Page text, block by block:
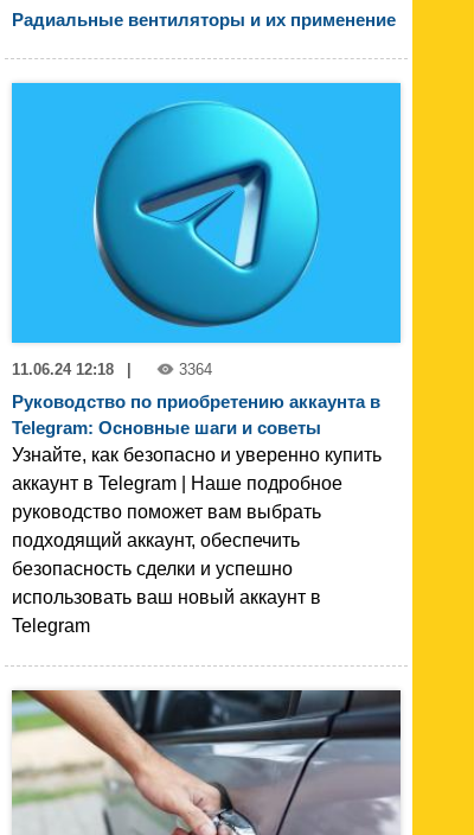
Радиальные вентиляторы и их применение
11.06.24 12:18 3364
Руководство по приобретению аккаунта в
Telegram: Основные шаги и советы
Узнайте, как безопасно и уверенно купить
аккаунт в Telegram | Наше подробное
руководство поможет вам выбрать
подходящий аккаунт, обеспечить
безопасность сделки и успешно
использовать ваш новый аккаунт в
Telegram